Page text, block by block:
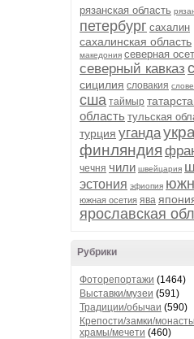
рязанская область
петербург сахалин
сахалинская область
македония северная
северный кавказ
сицилия словакия
сша таймыр
область тульская
турция уганда
финляндия
чечня чили швейцария
эстония эфиопия
южная осетия ява
ярославская
Рубрики
Фоторепортажи (1464)
Выставки/музеи (591)
Традиции/обычаи (590)
Крепости/замки/
храмы/мечети (460)